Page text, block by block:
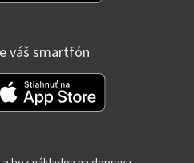
váš smartfón